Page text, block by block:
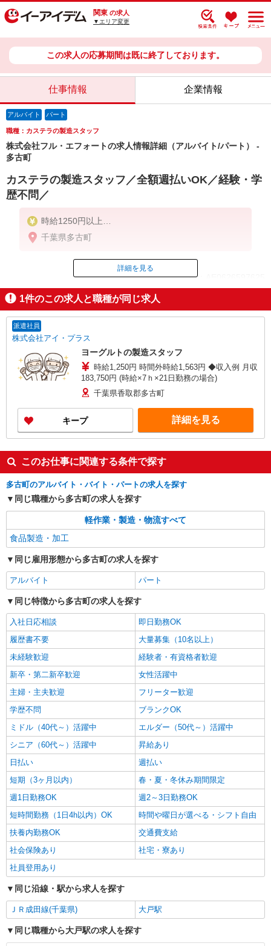
関東 の求人
▼エリア変更
この求人の応募期間は既に終了しております。
仕事情報 企業情報
アルバイト パート
職種：カステラの製造スタッフ
株式会社フル・エフォートの求人情報詳細（アルバイト/パート） -
多古町
カステラの製造スタッフ／全額週払いOK／経験・学
歴不問／
時給1250円以上
交通費：別途一部支給
千葉県多古町
ID：AE0626597625
掲載期間終了
詳細を見る
1件のこの求人と職種が同じ求人
派遣社員
株式会社アイ・プラス
ヨーグルトの製造スタッフ
時給1,250円 時間外時給1,563円 ◆収入例 月収
183,750円 (時給×7ｈ×21日勤務の場合)
千葉県香取郡多古町
キープ 詳細を見る
このお仕事に関連する条件で探す
多古町のアルバイト・バイト・パートの求人を探す
同じ職種から多古町の求人を探す
軽作業・製造・物流すべて
食品製造・加工
同じ雇用形態から多古町の求人を探す
アルバイト パート
同じ特徴から多古町の求人を探す
入社日応相談
即日勤務OK
履歴書不要
大量募集（10名以上）
未経験歓迎
経験者・有資格者歓迎
新卒・第二新卒歓迎
女性活躍中
主婦・主夫歓迎
フリーター歓迎
学歴不問
ブランクOK
ミドル（40代～）活躍中
エルダー（50代～）活躍中
シニア（60代～）活躍中
昇給あり
日払い
週払い
短期（3ヶ月以内）
春・夏・冬休み期間限定
週1日勤務OK
週2～3日勤務OK
短時間勤務（1日4h以内）OK
時間や曜日が選べる・シフト自由
扶養内勤務OK
交通費支給
社会保険あり
社宅・寮あり
社員登用あり
同じ沿線・駅から求人を探す
ＪＲ成田線(千葉県) 大戸駅
同じ職種から大戸駅の求人を探す